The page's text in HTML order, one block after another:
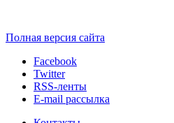
Полная версия сайта
Facebook
Twitter
RSS-ленты
E-mail рассылка